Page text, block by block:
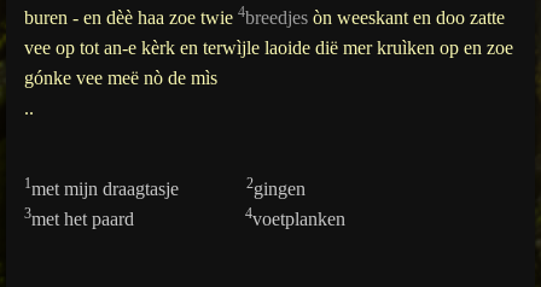
buren - en dèè haa zoe twie 4breedjes òn weeskant en doo zatte
vee op tot an-e kèrk en terwìjle laoide dië mer kruìken op en zoe
gónke vee meë nò de mìs
..
1met mijn draagtasje 2gingen
3met het paard 4voetplanken